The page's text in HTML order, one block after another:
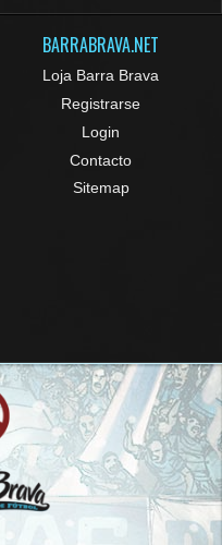
BARRABRAVA.NET
Loja Barra Brava
Registrarse
Login
Contacto
Sitemap